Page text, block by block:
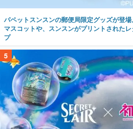
パペットスンスンの郵便局限定グッズが登
マスコットや、スンスンがプリントされた
プ
5